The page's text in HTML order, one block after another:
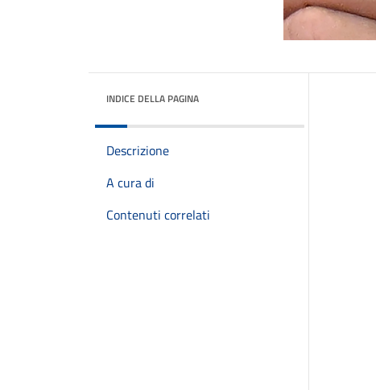
INDICE DELLA PAGINA
Descrizione
A cura di
Contenuti correlati